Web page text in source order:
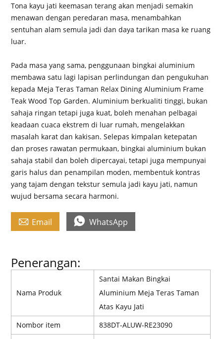
Tona kayu jati keemasan terang akan menjadi semakin
menawan dengan peredaran masa, menambahkan
sentuhan alam semula jadi dan daya tarikan masa ke ruang
luar.
Pada masa yang sama, penggunaan bingkai aluminium
membawa satu lagi lapisan perlindungan dan pengukuhan
kepada Meja Teras Taman Relax Dining Aluminium Frame
Teak Wood Top Garden. Aluminium berkualiti tinggi, bukan
sahaja ringan tetapi juga kuat, boleh menahan pelbagai
keadaan cuaca ekstrem di luar rumah, mengelakkan
masalah karat dan kakisan. Selepas kimpalan ketepatan
dan proses rawatan permukaan, bingkai aluminium bukan
sahaja stabil dan boleh dipercayai, tetapi juga mempunyai
garis halus dan penampilan moden, membentuk kontras
yang tajam dengan tekstur semula jadi kayu jati, namun
wujud bersama secara harmoni.
 Email  WhatsApp
Penerangan:
Nama Produk
Santai Makan Bingkai
Aluminium Meja Teras Taman
Atas Kayu Jati
Nombor item
838DT-ALUW-RE23090